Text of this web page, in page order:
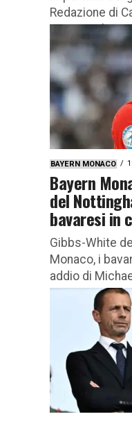
Redazione di
con tutte le...
BAYERN MONACO
Bayern
del
bavaresi in
Gibbs-White
Monaco, i
addio di
monitorare